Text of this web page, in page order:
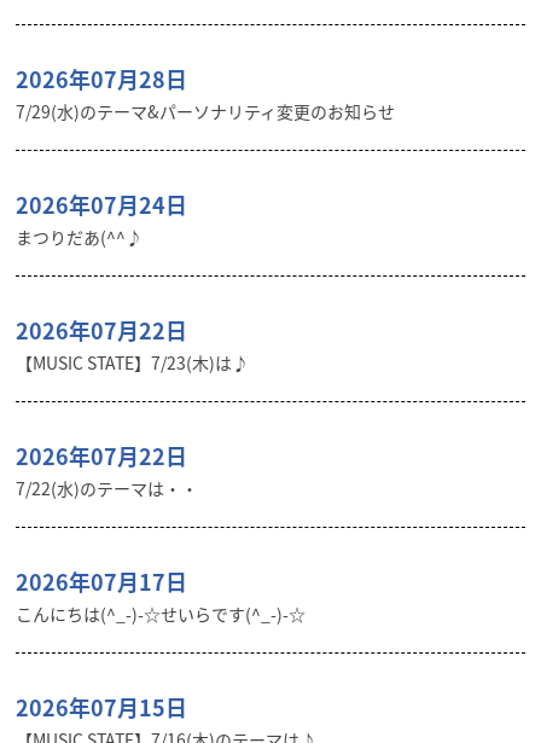
2026年07月28日
7/29(水)のテーマ&パーソナリティ変更のお知らせ
2026年07月24日
まつりだあ(^^♪
2026年07月22日
【MUSIC STATE】7/23(木)は♪
2026年07月22日
7/22(水)のテーマは・・
2026年07月17日
こんにちは(^_-)-☆せいらです(^_-)-☆
2026年07月15日